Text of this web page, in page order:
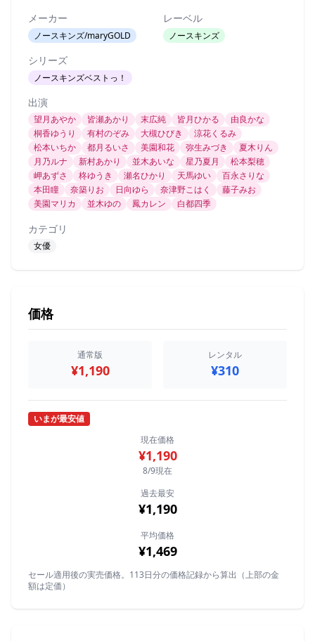
メーカー
ノースキンズ/maryGOLD
レーベル
ノースキンズ
シリーズ
ノースキンズベストっ！
出演
望月あやか 皆瀬あかり 末広純 皆月ひかる
由良かな
桐香ゆうり
有村のぞみ 大槻ひびき
涼花くるみ
松本いちか
都月るいさ 美園和花 弥生みづき
夏木りん
月乃ルナ
新村あかり 並木あいな 星乃夏月
松本梨穂
岬あずさ
柊ゆうき 瀬名ひかり 天馬ゆい
百永さりな
本田瞳
奈築りお 日向ゆら 奈津野こはく
藤子みお
美園マリカ
並木ゆの 鳳カレン 白都四季
カテゴリ
女優
価格
通常版
¥1,190
レンタル
¥310
いまが最安値
現在価格
¥1,190
8/9現在
過去最安
¥1,190
平均価格
¥1,469
セール適用後の実売価格。113日分の価格記録から算出（上部の金
額は定価）